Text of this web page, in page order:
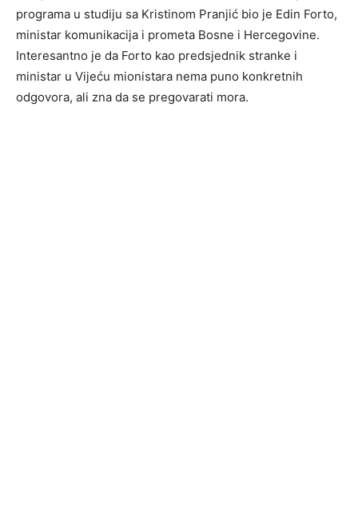
programa u studiju sa Kristinom Pranjić bio je Edin Forto,
ministar komunikacija i prometa Bosne i Hercegovine.
Interesantno je da Forto kao predsjednik stranke i
ministar u Vijeću mionistara nema puno konkretnih
odgovora, ali zna da se pregovarati mora.